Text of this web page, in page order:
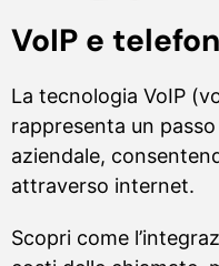
VoIP e
La tecnologia VoIP
rappresenta un
aziendale,
attraverso internet.
Scopri come